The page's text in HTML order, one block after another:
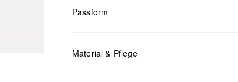
Passform
Material & Pflege